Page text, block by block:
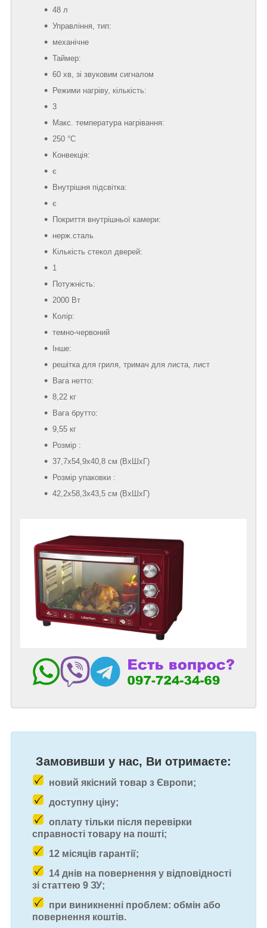
48 л
Управління, тип:
механічне
Таймер:
60 хв, зі звуковим сигналом
Режими нагріву, кількість:
3
Макс. температура нагрівання:
250 °C
Конвекція:
є
Внутрішня підсвітка:
є
Покриття внутрішньої камери:
нерж.сталь
Кількість стекол дверей:
1
Потужність:
2000 Вт
Колір:
темно-червоний
Інше:
решітка для гриля, тримач для листа, лист
Вага нетто:
8,22 кг
Вага брутто:
9,55 кг
Розмір :
37,7х54,9х40,8 см (ВхШхГ)
Розмір упаковки :
42,2х58,3х43,5 см (ВхШхГ)
Замовивши у нас, Ви отримаєте:
новий якісний товар з Європи;
доступну ціну;
оплату тільки після перевірки
справності товару на пошті;
12 місяців гарантії;
14 днів на повернення у відповідності
зі статтею 9 ЗУ;
при виникненні проблем: обмін або
повернення коштів.